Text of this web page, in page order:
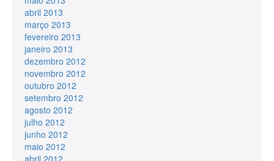
abril 2013
março 2013
fevereiro 2013
janeiro 2013
dezembro 2012
novembro 2012
outubro 2012
setembro 2012
agosto 2012
julho 2012
junho 2012
maio 2012
abril 2012